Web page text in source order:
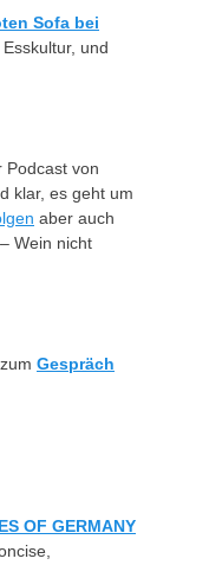
Sofa bei
und
Podcast von
klar, es geht um
aber auch
Wein nicht
Gespräch
OF GERMANY